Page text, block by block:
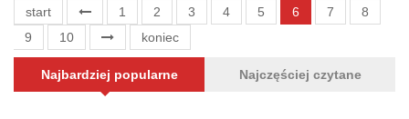
start 1 2 3 4 5 6 7
8
9
10 koniec
Najbardziej popularne Najczęściej czytane